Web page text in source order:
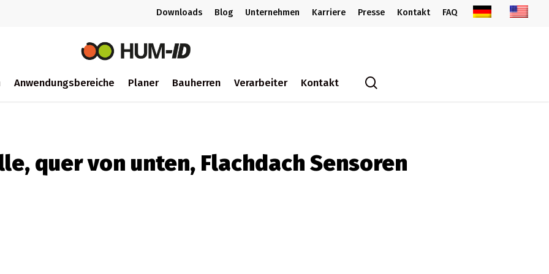
Downloads Blog Unternehmen Karriere Presse Kontakt FAQ
Anwendungsbereiche Planer Bauherren Verarbeiter Kontakt
quer von unten, Flachdach Sensoren